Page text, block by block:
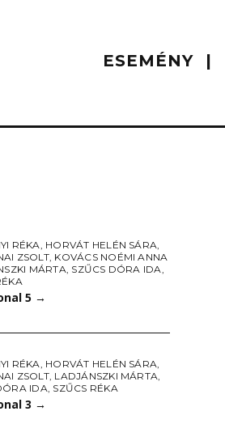
ESEMÉNY
RÉKA, HORVÁT HELÉN SÁRA,
ZSOLT, KOVÁCS NOÉMI ANNA
MÁRTA, SZŰCS DÓRA IDA,
5 →
RÉKA, HORVÁT HELÉN SÁRA,
ZSOLT, LADJÁNSZKI MÁRTA,
IDA, SZŰCS RÉKA
3 →